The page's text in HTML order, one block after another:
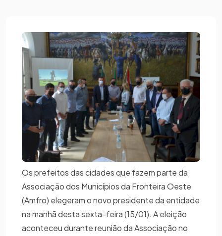
Os prefeitos das cidades que fazem parte da
Associação dos Municípios da Fronteira Oeste
(Amfro) elegeram o novo presidente da entidade
na manhã desta sexta-feira (15/01). A eleição
aconteceu durante reunião da Associação no